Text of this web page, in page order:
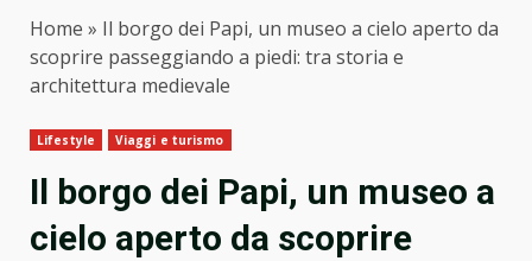
Home » Il borgo dei Papi, un museo a cielo aperto da
scoprire passeggiando a piedi: tra storia e
architettura medievale
Lifestyle Viaggi e turismo
Il borgo dei Papi, un museo a
cielo aperto da scoprire